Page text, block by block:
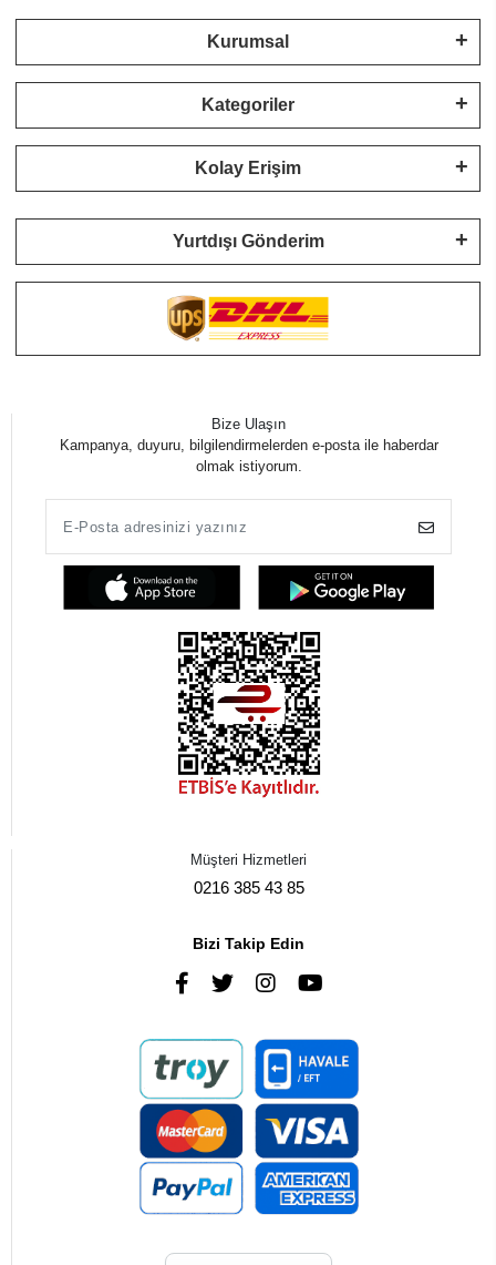
Kurumsal
Kategoriler
Kolay Erişim
Yurtdışı Gönderim
Bize Ulaşın
Kampanya, duyuru, bilgilendirmelerden e-posta ile haberdar
olmak istiyorum.
Müşteri Hizmetleri
0216 385 43 85
Bizi Takip Edin